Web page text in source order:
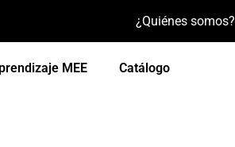
¿Quiénes somos?
MEE Catálogo